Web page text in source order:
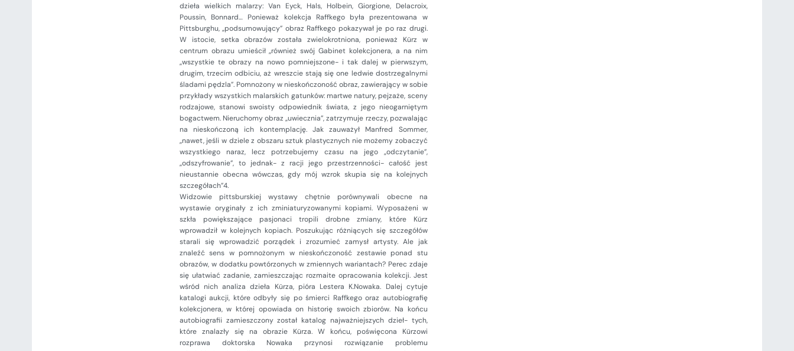
dzieła wielkich malarzy: Van Eyck, Hals, Holbein, Giorgione, Delacroix,
Poussin, Bonnard… Ponieważ kolekcja Raffkego była prezentowana w
Pittsburghu, „podsumowujący” obraz Raffkego pokazywał je po raz drugi.
W istocie, setka obrazów została zwielokrotniona, ponieważ Kürz w
centrum obrazu umieścił „również swój Gabinet kolekcjonera, a na nim
„wszystkie te obrazy na nowo pomniejszone- i tak dalej w pierwszym,
drugim, trzecim odbiciu, aż wreszcie stają się one ledwie dostrzegalnymi
śladami pędzla”. Pomnożony w nieskończoność obraz, zawierający w sobie
przykłady wszystkich malarskich gatunków: martwe natury, pejzaże, sceny
rodzajowe, stanowi swoisty odpowiednik świata, z jego nieogarniętym
bogactwem. Nieruchomy obraz „uwiecznia”, zatrzymuje rzeczy, pozwalając
na nieskończoną ich kontemplację. Jak zauważył Manfred Sommer,
„nawet, jeśli w dziele z obszaru sztuk plastycznych nie możemy zobaczyć
wszystkiego naraz, lecz potrzebujemy czasu na jego „odczytanie”,
„odszyfrowanie”, to jednak- z racji jego przestrzenności- całość jest
nieustannie obecna wówczas, gdy mój wzrok skupia się na kolejnych
szczegółach”4.
Widzowie pittsburskiej wystawy chętnie porównywali obecne na
wystawie oryginały z ich zminiaturyzowanymi kopiami. Wyposażeni w
szkła powiększające pasjonaci tropili drobne zmiany, które Kürz
wprowadził w kolejnych kopiach. Poszukując różniących się szczegółów
starali się wprowadzić porządek i zrozumieć zamysł artysty. Ale jak
znaleźć sens w pomnożonym w nieskończoność zestawie ponad stu
obrazów, w dodatku powtórzonych w zmiennych wariantach? Perec zdaje
się ułatwiać zadanie, zamieszczając rozmaite opracowania kolekcji. Jest
wśród nich analiza dzieła Kürza, pióra Lestera K.Nowaka. Dalej cytuje
katalogi aukcji, które odbyły się po śmierci Raffkego oraz autobiografię
kolekcjonera, w której opowiada on historię swoich zbiorów. Na końcu
autobiografii zamieszczony został katalog najważniejszych dzieł- tych,
które znalazły się na obrazie Kürza. W końcu, poświęcona Kürzowi
rozprawa doktorska Nowaka przynosi rozwiązanie problemu